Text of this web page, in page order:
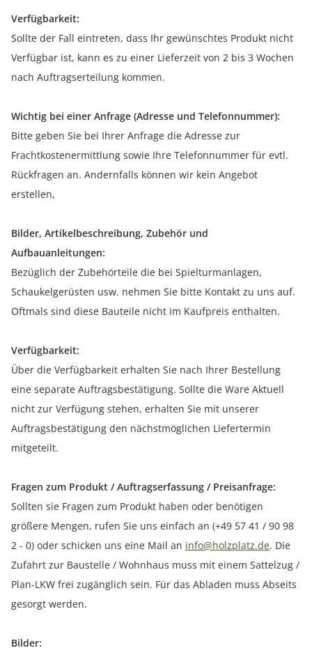
Verfügbarkeit:
Sollte der Fall eintreten, dass Ihr gewünschtes Produkt nicht
Verfügbar ist, kann es zu einer Lieferzeit von 2 bis 3 Wochen
nach Auftragserteilung kommen.
Wichtig bei einer Anfrage (Adresse und Telefonnummer):
Bitte geben Sie bei Ihrer Anfrage die Adresse zur
Frachtkostenermittlung sowie Ihre Telefonnummer für evtl.
Rückfragen an. Andernfalls können wir kein Angebot
erstellen,
Bilder, Artikelbeschreibung, Zubehör und
Aufbauanleitungen:
Bezüglich der Zubehörteile die bei Spielturmanlagen,
Schaukelgerüsten usw. nehmen Sie bitte Kontakt zu uns auf.
Oftmals sind diese Bauteile nicht im Kaufpreis enthalten.
Verfügbarkeit:
Über die Verfügbarkeit erhalten Sie nach Ihrer Bestellung
eine separate Auftragsbestätigung. Sollte die Ware Aktuell
nicht zur Verfügung stehen, erhalten Sie mit unserer
Auftragsbestätigung den nächstmöglichen Liefertermin
mitgeteilt.
Fragen zum Produkt / Auftragserfassung / Preisanfrage:
Sollten sie Fragen zum Produkt haben oder benötigen
größere Mengen, rufen Sie uns einfach an (+49 57 41 / 90 98
2 - 0) oder schicken uns eine Mail an info@holzplatz.de. Die
Zufahrt zur Baustelle / Wohnhaus muss mit einem Sattelzug /
Plan-LKW frei zugänglich sein. Für das Abladen muss Abseits
gesorgt werden.
Bilder: